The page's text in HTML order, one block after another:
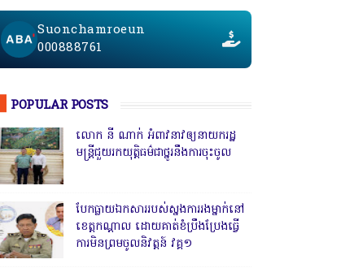
Suonchamroeun
000888761
POPULAR POSTS
លោក នី ណាក់ អំពាវនាវឲ្យនាយករដ្ឋ
មន្ត្រីជួយរកយុត្តិធម៌ជាថ្នូរនឹងការចុះចូល
បែកធ្លាយឯកសាររបស់ស្នងការរងម្នាក់នៅ
ខេត្តកណ្ដាល ដោយគាត់ខំប្រឹងប្រែងធ្វើ
ការមិនព្រមចូលនិវត្តន៍ វគ្គ១